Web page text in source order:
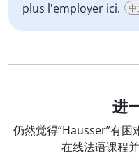
plus l'employer ici.
中
进
仍然觉得“Hausser”有困
在线法语课程